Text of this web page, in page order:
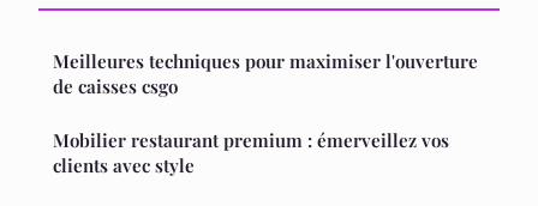
Meilleures techniques pour maximiser l'ouverture
de caisses csgo
Mobilier restaurant premium : émerveillez vos
clients avec style